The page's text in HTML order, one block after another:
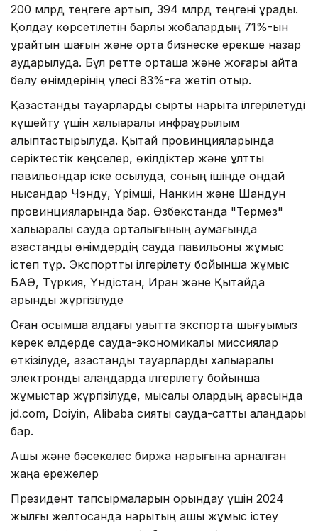
200 млрд теңгеге артып, 394 млрд теңгені құрады.
Қолдау көрсетілетін барлық жобалардың 71%-ын
құрайтын шағын және орта бизнеске ерекше назар
аударылуда. Бұл ретте орташа және жоғары қайта
бөлу өнімдерінің үлесі 83%-ға жетіп отыр.
Қазақстандық тауарларды сыртқы нарықта ілгерілетуді
күшейту үшін халықаралық инфрақұрылым
қалыптастырылуда. Қытай провинцияларында
серіктестік кеңселер, өкілдіктер және ұлттық
павильондар іске қосылуда, соның ішінде ондай
нысандар Чэнду, Үрімші, Нанкин және Шандун
провинцияларында бар. Өзбекстанда "Термез"
халықаралық сауда орталығының аумағында
қазақстандық өнімдердің сауда павильоны жұмыс
істеп тұр. Экспортты ілгерілету бойынша жұмыс
БАӘ, Түркия, Үндістан, Иран және Қытайда
қарқынды жүргізілуде
Оған қосымша алдағы уақытта экспортқа шығуымыз
керек елдерде сауда-экономикалық миссиялар
өткізілуде, қазақстандық тауарларды халықаралық
электрондық алаңдарда ілгерілету бойынша
жұмыстар жүргізілуде, мысалы олардың арасында
jd.com, Doiyin, Alibaba сияқты сауда-саттық алаңдары
бар.
Ашық және бәсекелес биржа нарығына арналған
жаңа ережелер
Президент тапсырмаларын орындау үшін 2024
жылғы желтоқсанда нарықтың ашық жұмыс істеу